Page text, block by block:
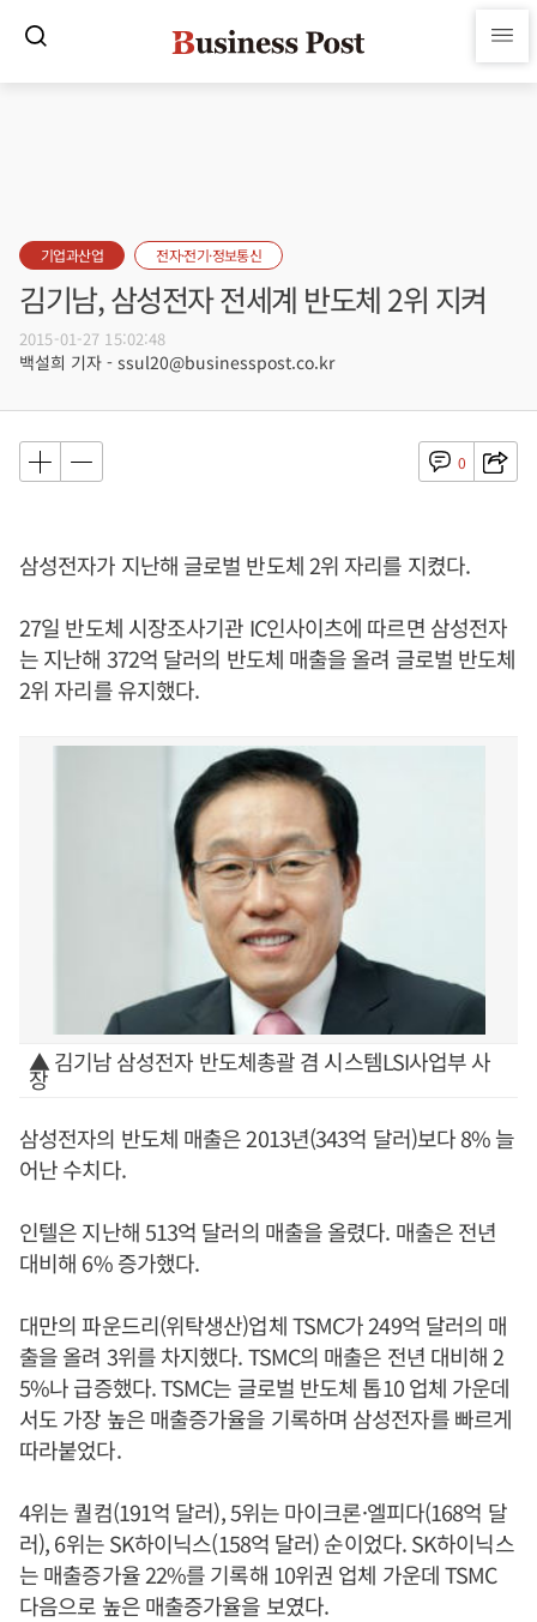
기업과산업 전자·전기·정보통신
김기남, 삼성전자 전세계 반도체 2위 지켜
2015-01-27 15:02:48
백설희 기자 - ssul20@businesspost.co.kr
0
삼성전자가 지난해 글로벌 반도체 2위 자리를 지켰다.
27일 반도체 시장조사기관 IC인사이츠에 따르면 삼성전자
는 지난해 372억 달러의 반도체 매출을 올려 글로벌 반도체
2위 자리를 유지했다.
▲ 김기남 삼성전자 반도체총괄 겸 시스템LSI사업부 사
장
삼성전자의 반도체 매출은 2013년(343억 달러)보다 8% 늘
어난 수치다.
인텔은 지난해 513억 달러의 매출을 올렸다. 매출은 전년
대비해 6% 증가했다.
대만의 파운드리(위탁생산)업체 TSMC가 249억 달러의 매
출을 올려 3위를 차지했다. TSMC의 매출은 전년 대비해 2
5%나 급증했다. TSMC는 글로벌 반도체 톱10 업체 가운데
서도 가장 높은 매출증가율을 기록하며 삼성전자를 빠르게
따라붙었다.
4위는 퀄컴(191억 달러), 5위는 마이크론·엘피다(168억 달
러), 6위는 SK하이닉스(158억 달러) 순이었다. SK하이닉스
는 매출증가율 22%를 기록해 10위권 업체 가운데 TSMC
다음으로 높은 매출증가율을 보였다.